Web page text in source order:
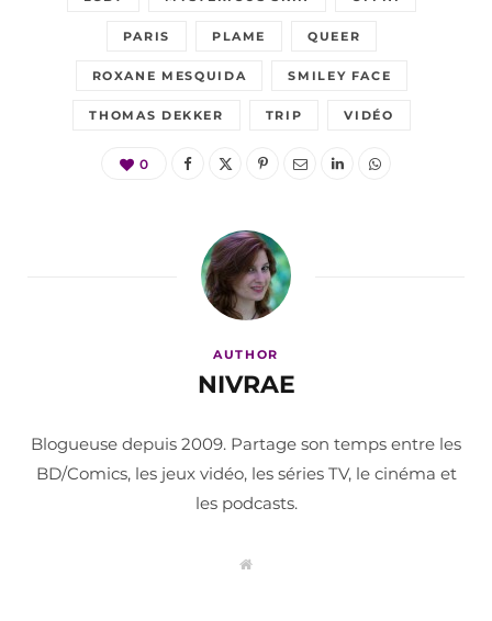
PARIS PLAME QUEER
ROXANE MESQUIDA SMILEY FACE
THOMAS DEKKER TRIP VIDÉO
0
AUTHOR
NIVRAE
Blogueuse depuis 2009. Partage son temps entre les
BD/Comics, les jeux vidéo, les séries TV, le cinéma et
les podcasts.
W